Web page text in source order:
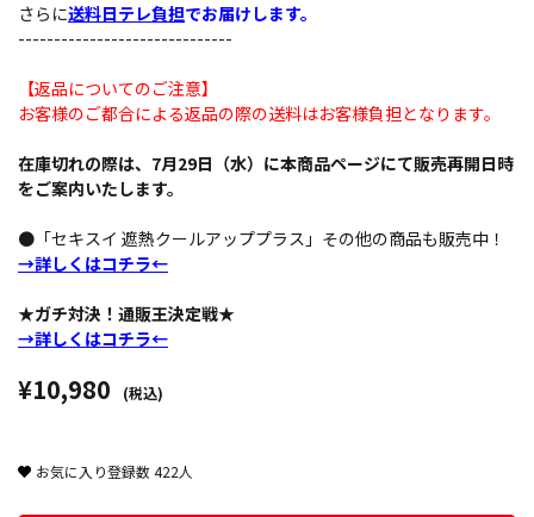
さらに送料日テレ負担でお届けします。
------------------------------
【返品についてのご注意】
お客様のご都合による返品の際の送料はお客様負担となります。
在庫切れの際は、7月29日（水）に本商品ページにて販売再開日時
をご案内いたします。
●「セキスイ 遮熱クールアッププラス」その他の商品も販売中！
→詳しくはコチラ←
★ガチ対決！通販王決定戦★
→詳しくはコチラ←
¥10,980 (税込)
お気に入り登録数422人